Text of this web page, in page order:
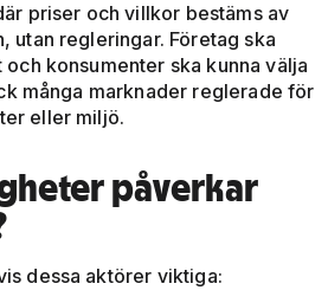
priser och villkor bestäms av
utan regleringar. Företag ska
konsumenter ska kunna välja
många marknader reglerade för
eller miljö.
påverkar
dessa aktörer viktiga: